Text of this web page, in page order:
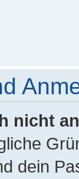
nicht
dein